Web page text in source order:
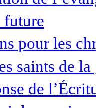
pour les
saints de
de